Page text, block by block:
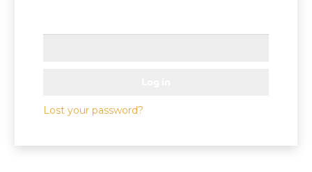
Lost your password?